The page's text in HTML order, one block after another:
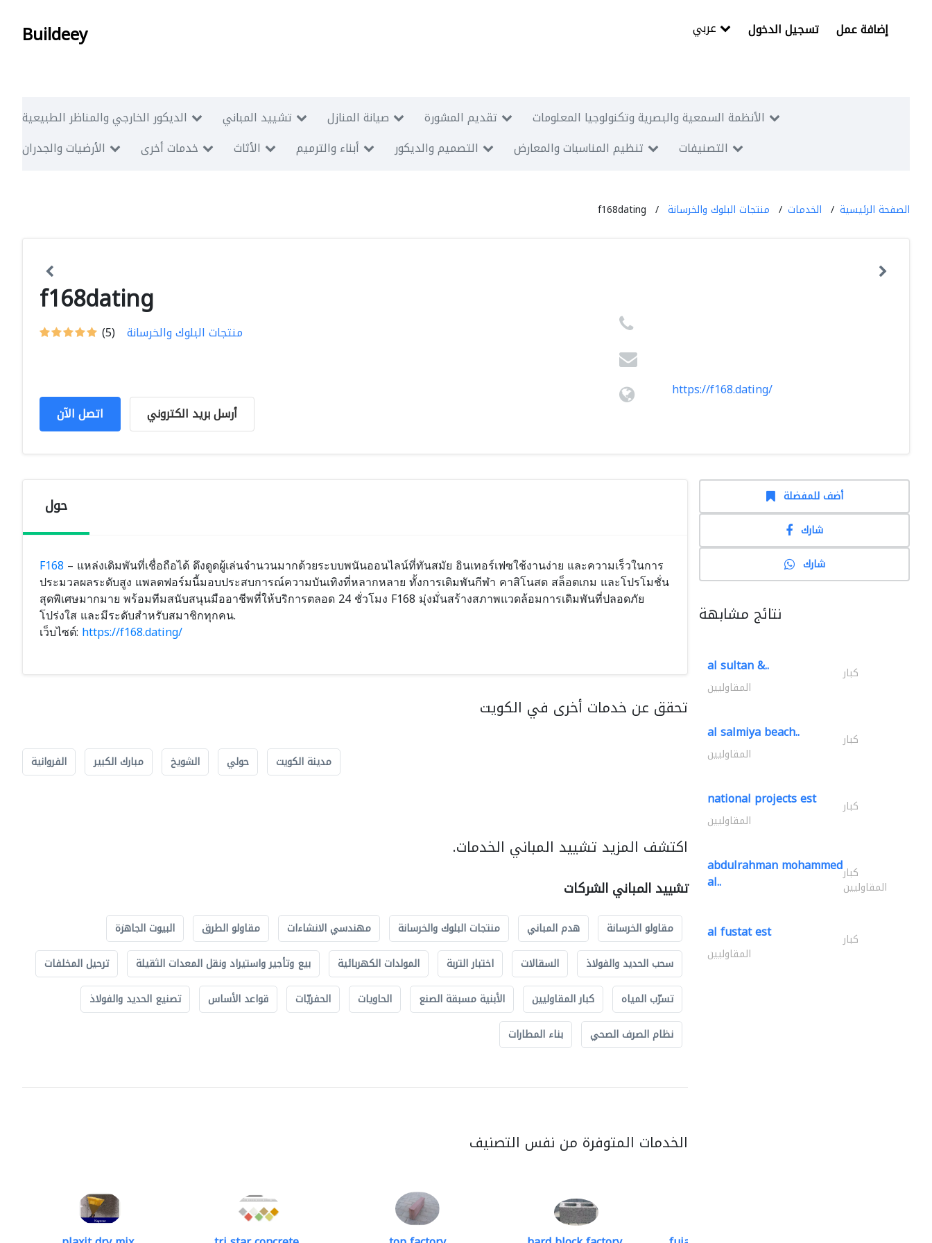
Buildeey تسجيل الدخول إضافة عمل
الديكور الخارجي والمناظر الطبيعية تشييد المباني صيانة المنازل تقديم المشورة
الأنظمة السمعية والبصرية وتكنولوجيا المعلومات
الأرضيات والجدران
خدمات أخرى الأثاث أبناء والترميم التصميم والديكور تنظيم المناسبات والمعارض التصنيفات
الصفحة الرئيسية الخدمات منتجات البلوك والخرسانة f168dating
f168dating
(5) منتجات البلوك والخرسانة
اتصل الآن أرسل بريد الكتروني
https://f168.dating/
حول
F168 – แหล่งเดิมพันที่เชื่อถือได้ ดึงดูดผู้เล่นจำนวนมากด้วยระบบพนันออนไลน์ที่ทันสมัย อินเทอร์เฟซใช้งานง่าย และความเร็วในการ
ประมวลผลระดับสูง แพลตฟอร์มนี้มอบประสบการณ์ความบันเทิงที่หลากหลาย ทั้งการเดิมพันกีฬา คาสิโนสด สล็อตเกม และโปรโมชั่น
สุดพิเศษมากมาย พร้อมทีมสนับสนุนมืออาชีพที่ให้บริการตลอด 24 ชั่วโมง F168 มุ่งมั่นสร้างสภาพแวดล้อมการเดิมพันที่ปลอดภัย
โปร่งใส และมีระดับสำหรับสมาชิกทุกคน.
เว็บไซต์: https://f168.dating/
تحقق عن خدمات أخرى في الكويت
مدينة الكويت حولي الشويخ مبارك الكبير الفروانية
اكتشف المزيد تشييد المباني الخدمات.
تشييد المباني الشركات
مقاولو الخرسانة هدم المباني منتجات البلوك والخرسانة مهندسي الانشاءات مقاولو الطرق
البيوت الجاهزة
سحب الحديد والفولاذ
السقالات اختبار التربة المولدات الكهربائية بيع وتأجير واستيراد ونقل المعدات الثقيلة
ترحيل المخلفات
تسرّب المياه
كبار المقاوليين الأبنية مسبقة الصنع الحاويات الحفريّات قواعد الأساس
تصنيع الحديد والفولاذ
نظام الصرف الصحي
بناء المطارات
الخدمات المتوفرة من نفس التصنيف
أضف للمفضلة
شارك
شارك
نتائج مشابهة
al sultan &.. كبار
المقاوليين
al salmiya beach.. كبار
المقاوليين
national projects est كبار
المقاوليين
abdulrahman mohammed
al.. كبار
المقاوليين
al fustat est كبار
المقاوليين